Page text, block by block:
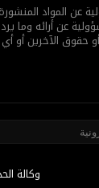
عن المواد
عن أرائه وما
حقوق الآخرين أو
وكالة